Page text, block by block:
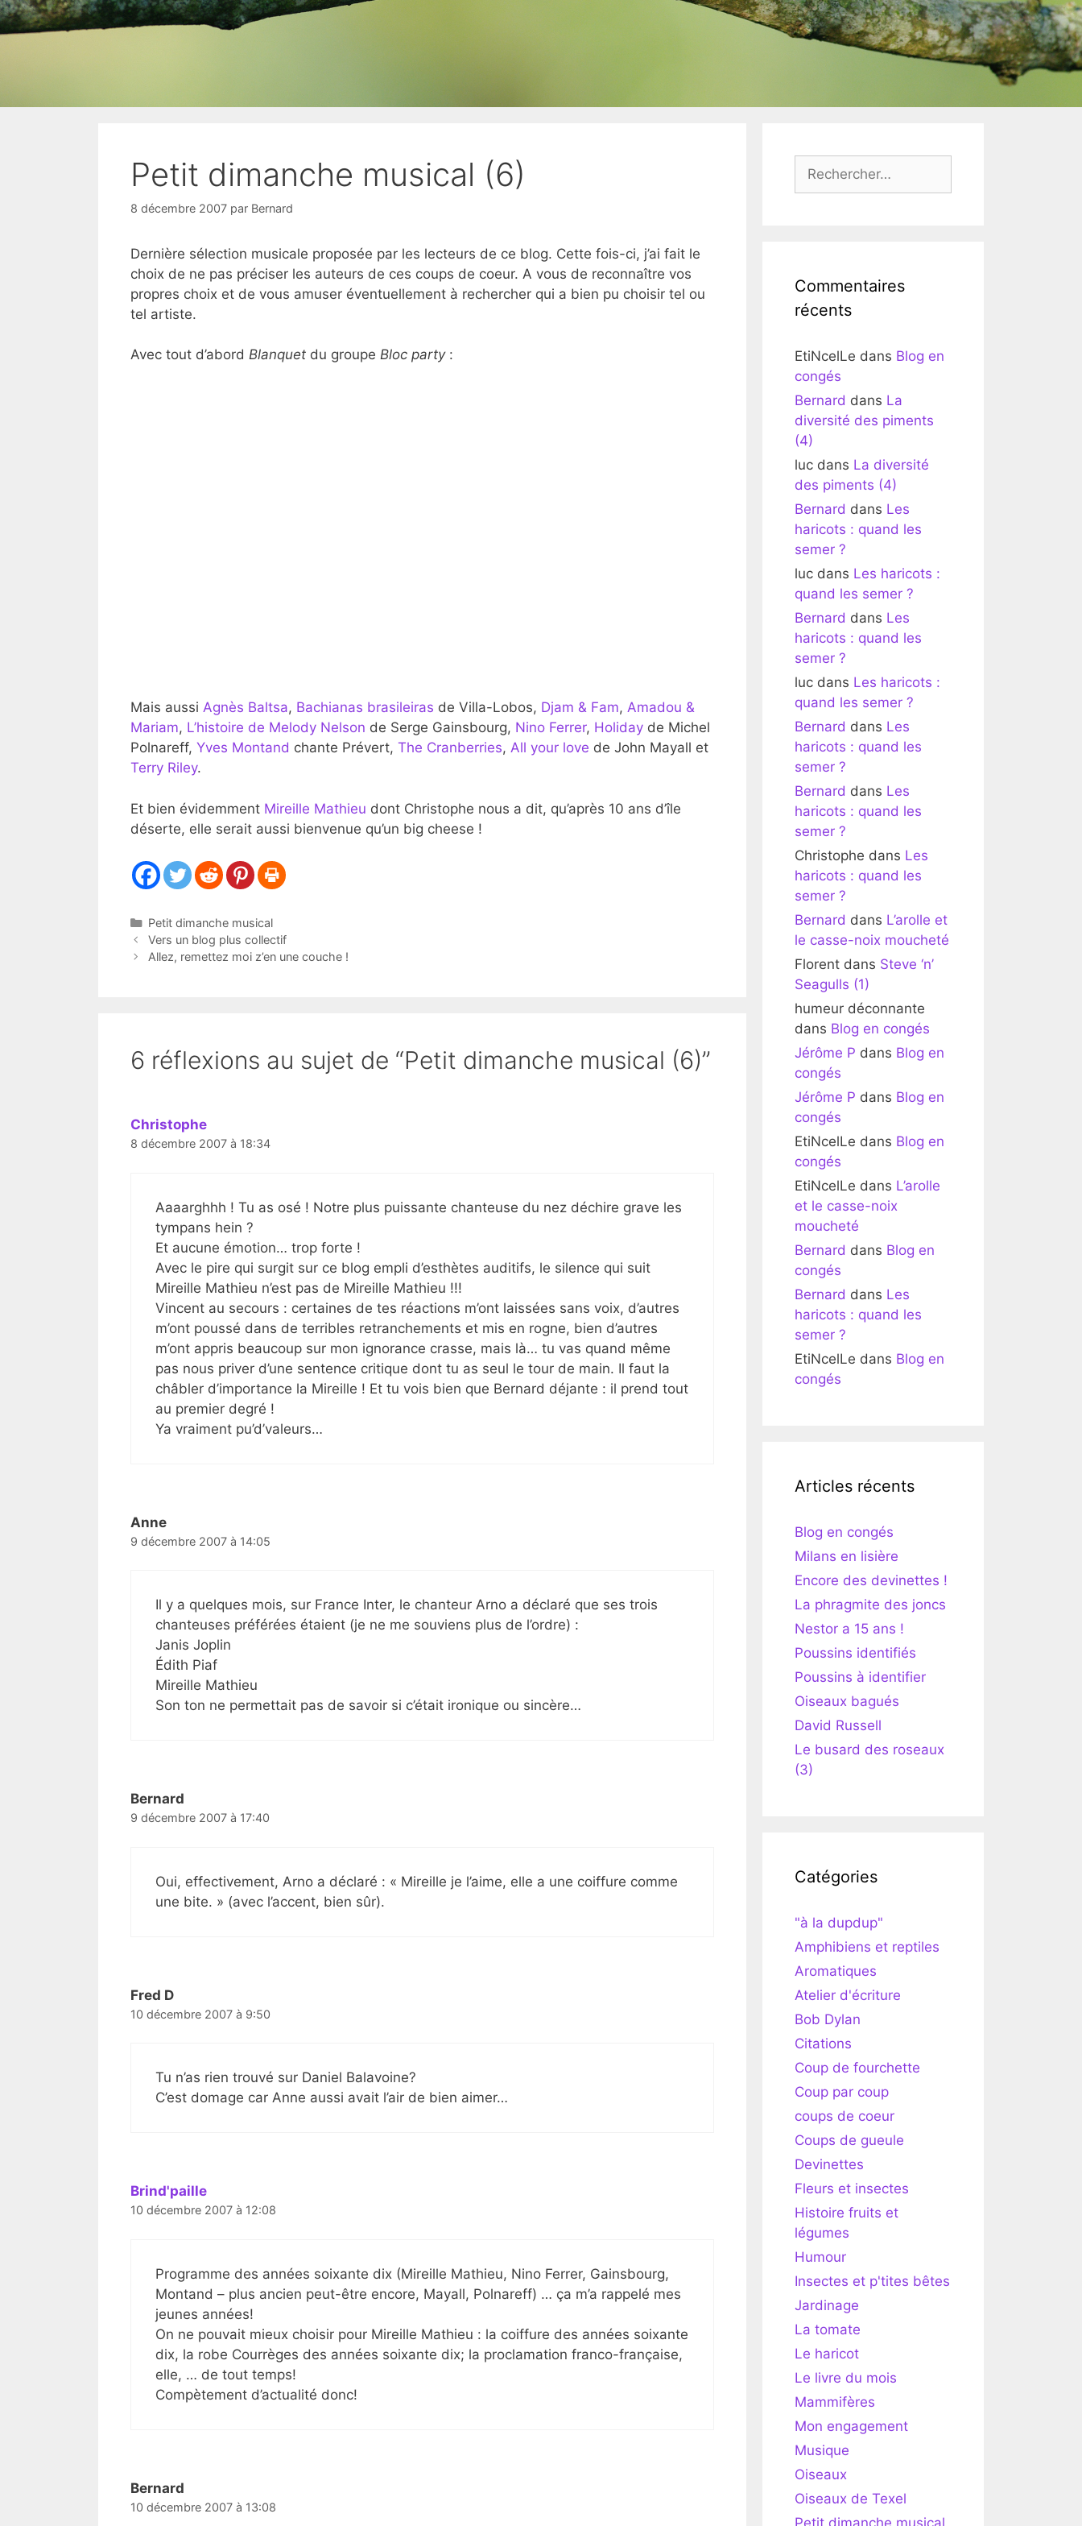
Petit dimanche musical (6)
8 décembre 2007 par Bernard
Dernière sélection musicale proposée par les lecteurs de ce blog. Cette fois-ci, j’ai fait le
choix de ne pas préciser les auteurs de ces coups de coeur. A vous de reconnaître vos
propres choix et de vous amuser éventuellement à rechercher qui a bien pu choisir tel ou
tel artiste.
Avec tout d’abord Blanquet du groupe Bloc party:
Mais aussi Agnès Baltsa, Bachianas brasileiras de Villa-Lobos, Djam & Fam, Amadou &
Mariam, L’histoire de Melody Nelson de Serge Gainsbourg, Nino Ferrer, Holiday de Michel
Polnareff, Yves Montand chante Prévert, The Cranberries, All your love de John Mayall et
Terry Riley.
Et bien évidemment Mireille Mathieu dont Christophe nous a dit, qu’après 10 ans d’île
déserte, elle serait aussi bienvenue qu’un big cheese !
Catégories
Petit dimanche musical
Vers un blog plus collectif
Allez, remettez moi z’en une couche !
6 réflexions au sujet de “Petit dimanche musical (6)”
Christophe
8 décembre 2007 à 18:34
Aaaarghhh ! Tu as osé ! Notre plus puissante chanteuse du nez déchire grave les
tympans hein ?
Et aucune émotion… trop forte !
Avec le pire qui surgit sur ce blog empli d’esthètes auditifs, le silence qui suit
Mireille Mathieu n’est pas de Mireille Mathieu !!!
Vincent au secours : certaines de tes réactions m’ont laissées sans voix, d’autres
m’ont poussé dans de terribles retranchements et mis en rogne, bien d’autres
m’ont appris beaucoup sur mon ignorance crasse, mais là… tu vas quand même
pas nous priver d’une sentence critique dont tu as seul le tour de main. Il faut la
châbler d’importance la Mireille ! Et tu vois bien que Bernard déjante : il prend tout
au premier degré !
Ya vraiment pu’d’valeurs…
Anne
9 décembre 2007 à 14:05
Il y a quelques mois, sur France Inter, le chanteur Arno a déclaré que ses trois
chanteuses préférées étaient (je ne me souviens plus de l’ordre) :
Janis Joplin
Édith Piaf
Mireille Mathieu
Son ton ne permettait pas de savoir si c’était ironique ou sincère…
Bernard
9 décembre 2007 à 17:40
Oui, effectivement, Arno a déclaré : « Mireille je l’aime, elle a une coiffure comme
une bite. » (avec l’accent, bien sûr).
Fred D
10 décembre 2007 à 9:50
Tu n’as rien trouvé sur Daniel Balavoine?
C’est domage car Anne aussi avait l’air de bien aimer…
Brind'paille
10 décembre 2007 à 12:08
Programme des années soixante dix (Mireille Mathieu, Nino Ferrer, Gainsbourg,
Montand – plus ancien peut-être encore, Mayall, Polnareff) … ça m’a rappelé mes
jeunes années!
On ne pouvait mieux choisir pour Mireille Mathieu : la coiffure des années soixante
dix, la robe Courrèges des années soixante dix; la proclamation franco-française,
elle, … de tout temps!
Compètement d’actualité donc!
Bernard
10 décembre 2007 à 13:08
Commentaires
récents
EtiNcelLe dans Blog en
congés
Bernard dans La
diversité des piments
(4)
luc dans La diversité
des piments (4)
Bernard dans Les
haricots : quand les
semer ?
luc dans Les haricots :
quand les semer ?
Bernard dans Les
haricots : quand les
semer ?
luc dans Les haricots :
quand les semer ?
Bernard dans Les
haricots : quand les
semer ?
Bernard dans Les
haricots : quand les
semer ?
Christophe dans Les
haricots : quand les
semer ?
Bernard dans L’arolle et
le casse-noix moucheté
Florent dans Steve ‘n’
Seagulls (1)
humeur déconnante
dans Blog en congés
Jérôme P dans Blog en
congés
Jérôme P dans Blog en
congés
EtiNcelLe dans Blog en
congés
EtiNcelLe dans L’arolle
et le casse-noix
moucheté
Bernard dans Blog en
congés
Bernard dans Les
haricots : quand les
semer ?
EtiNcelLe dans Blog en
congés
Articles récents
Blog en congés
Milans en lisière
Encore des devinettes !
La phragmite des joncs
Nestor a 15 ans !
Poussins identifiés
Poussins à identifier
Oiseaux bagués
David Russell
Le busard des roseaux
(3)
Catégories
"à la dupdup"
Amphibiens et reptiles
Aromatiques
Atelier d'écriture
Bob Dylan
Citations
Coup de fourchette
Coup par coup
coups de coeur
Coups de gueule
Devinettes
Fleurs et insectes
Histoire fruits et
légumes
Humour
Insectes et p'tites bêtes
Jardinage
La tomate
Le haricot
Le livre du mois
Mammifères
Mon engagement
Musique
Oiseaux
Oiseaux de Texel
Petit dimanche musical